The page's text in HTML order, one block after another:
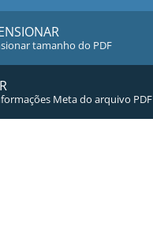
tamanho do PDF
Meta do arquivo PDF